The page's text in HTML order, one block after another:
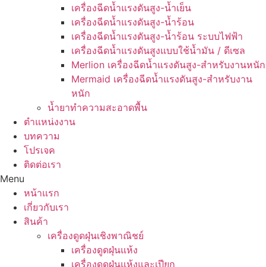
เครื่องฉีดน้ำแรงดันสูง-น้ำเย็น
เครื่องฉีดน้ำแรงดันสูง-น้ำร้อน
เครื่องฉีดน้ำแรงดันสูง-น้ำร้อน ระบบไฟฟ้า
เครื่องฉีดน้ำแรงดันสูงแบบใช้น้ำมัน / ดีเซล
Merlion เครื่องฉีดน้ำแรงดันสูง-สำหรับงานหนัก
Mermaid เครื่องฉีดน้ำแรงดันสูง-สำหรับงาน
หนัก
น้ำยาทำความสะอาดพื้น
ตำแหน่งงาน
บทความ
โปรเจค
ติดต่อเรา
Menu
หน้าแรก
เกี่ยวกับเรา
สินค้า
เครื่องดูดฝุ่นเชิงพาณิชย์
เครื่องดูดฝุ่นแห้ง
เครื่องดูดฝุ่นแห้งและเปียก